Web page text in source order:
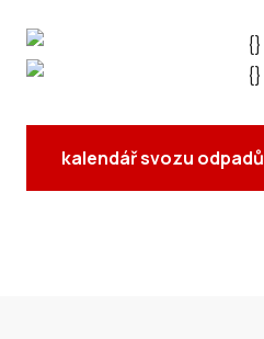
kalendář svozu odpadů